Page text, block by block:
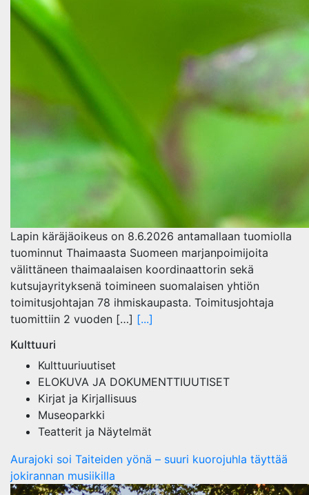
Lapin käräjäoikeus on 8.6.2026 antamallaan tuomiolla
tuominnut Thaimaasta Suomeen marjanpoimijoita
välittäneen thaimaalaisen koordinaattorin sekä
kutsujayrityksenä toimineen suomalaisen yhtiön
toimitusjohtajan 78 ihmiskaupasta. Toimitusjohtaja
tuomittiin 2 vuoden […] [...]
Kulttuuri
Kulttuuriuutiset
ELOKUVA JA DOKUMENTTIUUTISET
Kirjat ja Kirjallisuus
Museoparkki
Teatterit ja Näytelmät
Aurajoki soi Taiteiden yönä – suuri kuorojuhla täyttää
jokirannan musiikilla